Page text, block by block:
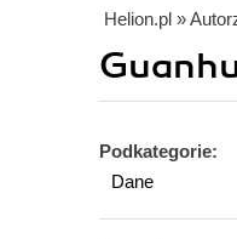
Helion.pl »
Podkategorie:
Dane